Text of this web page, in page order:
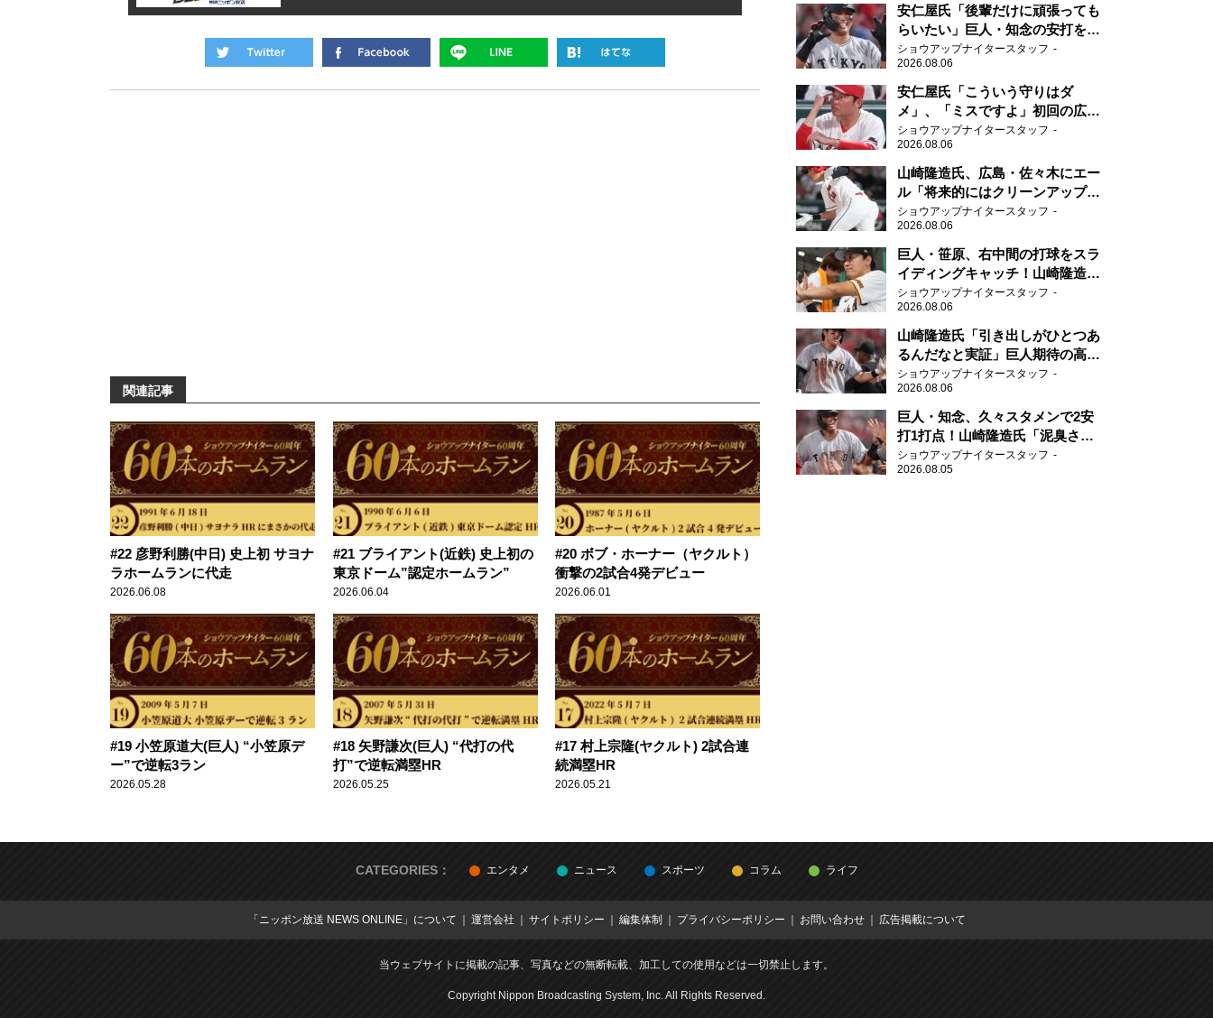
関連記事
#22 彦野利勝(中日) 史上初 サヨナ
ラホームランに代走
2026.06.08
#21 ブライアント(近鉄) 史上初の
東京ドーム”認定ホームラン”
2026.06.04
#20 ボブ・ホーナー（ヤクルト）
衝撃の2試合4発デビュー
2026.06.01
#19 小笠原道大(巨人) “小笠原デ
ー”で逆転3ラン
2026.05.28
#18 矢野謙次(巨人) “代打の代
打”で逆転満塁HR
2026.05.25
#17 村上宗隆(ヤクルト) 2試合連
続満塁HR
2026.05.21
安仁屋氏「後輩だけに頑張っても
らいたい」巨人・知念の安打を喜
ぶ
ショウアップナイタースタッフ
2026.08.06
安仁屋氏「こういう守りはダ
メ」、「ミスですよ」初回の広島
の守備に苦言
ショウアップナイタースタッフ
2026.08.06
山崎隆造氏、広島・佐々木にエー
ル「将来的にはクリーンアップを
任せられるくらいまでは成長し
て」
ショウアップナイタースタッフ
2026.08.06
巨人・笹原、右中間の打球をスラ
イディングキャッチ！山崎隆造氏
「一歩でも遅れたら…」
ショウアップナイタースタッフ
2026.08.06
山崎隆造氏「引き出しがひとつあ
るんだなと実証」巨人期待の高卒
2年目が技あり安打
ショウアップナイタースタッフ
2026.08.06
巨人・知念、久々スタメンで2安
打1打点！山崎隆造氏「泥臭さを
感じる」、「ジャイアンツには少
ないタイプ」
ショウアップナイタースタッフ
2026.08.05
CATEGORIES： エンタメ ニュース スポーツ コラム ライフ
「ニッポン放送 NEWS ONLINE」について 運営会社 サイトポリシー 編集体制 プライバシーポリシー お問い合わせ 広告掲載について
当ウェブサイトに掲載の記事、写真などの無断転載、加工しての使用などは一切禁止します。
Copyright Nippon Broadcasting System, Inc. All Rights Reserved.